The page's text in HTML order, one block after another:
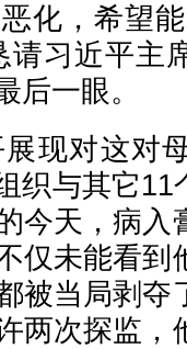
化，希望
请习近平主
后一眼。
现对这对
织与其它11
今天，病入
仅未能看到
被当局剥夺
两次探监，